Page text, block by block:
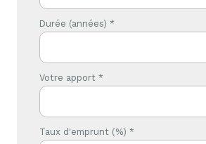
Durée (années) *
Votre apport *
Taux d'emprunt (%) *